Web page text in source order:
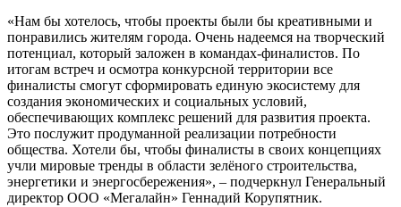
«Нам бы хотелось, чтобы проекты были бы креативными и
понравились жителям города. Очень надеемся на творческий
потенциал, который заложен в командах-финалистов. По
итогам встреч и осмотра конкурсной территории все
финалисты смогут сформировать единую экосистему для
создания экономических и социальных условий,
обеспечивающих комплекс решений для развития проекта.
Это послужит продуманной реализации потребности
общества. Хотели бы, чтобы финалисты в своих концепциях
учли мировые тренды в области зелёного строительства,
энергетики и энергосбережения», – подчеркнул Генеральный
директор ООО «Мегалайн» Геннадий Корупятник.